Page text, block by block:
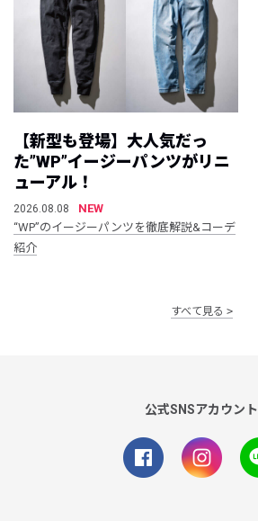
【新型も登場】大人気だっ
た”WP”イージーパンツがリニ
ューアル！
2026.08.08
NEW
“WP”のイージーパンツを徹底解説&コーデ
紹介
すべて見る
公式SNSアカウント